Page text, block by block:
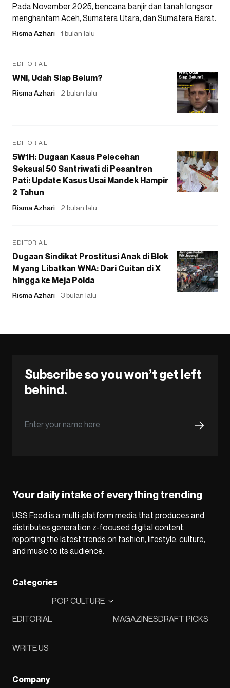
Pada November 2025, bencana banjir dan tanah longsor
menghantam Aceh, Sumatera Utara, dan Sumatera Barat.
Risma Azhari 1 bulan lalu
EDITORIAL
WNI, Udah Siap Belum?
Risma Azhari 2 bulan lalu
EDITORIAL
5W1H: Dugaan Kasus Pelecehan
Seksual 50 Santriwati di Pesantren
Pati: Update Kasus Usai Mandek Hampir
2 Tahun
Risma Azhari 2 bulan lalu
EDITORIAL
Dugaan Sindikat Prostitusi Anak di Blok
M yang Libatkan WNA: Dari Cuitan di X
hingga ke Meja Polda
Risma Azhari 3 bulan lalu
Subscribe so you won’t get left
behind.
Your daily intake of everything trending
USS Feed is a multi-platform media that produces and
distributes generation z-focused digital content,
reporting the latest trends on fashion, lifestyle, culture,
and music to its audience.
Categories
EDITORIAL
POP CULTURE
MAGAZINESDRAFT PICKS
WRITE US
Company